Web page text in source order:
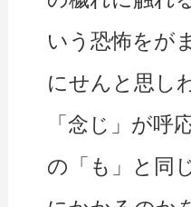
いう恐怖をが
にせんと思し
「念じ」が呼
の「も」と同